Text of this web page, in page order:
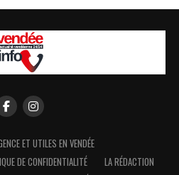
ET UTILES EN VENDÉE
DE CONFIDENTIALITÉ
LA RÉDACTION